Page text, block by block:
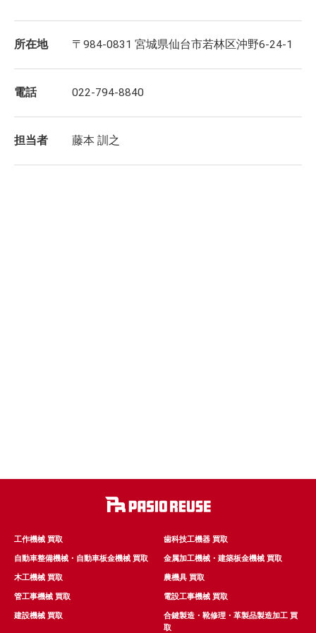
所在地 〒984-0831 宮城県仙台市若林区沖野6-24-1
電話 022-794-8840
担当者 藤本 訓之
工作機械 買取 歯科技工機器 買取
自動車整備機械・自動車板金機械 買取 金属加工機械・建築板金機械 買取
木工機械 買取 農機具 買取
管工事機械 買取 電設工事機械 買取
建設機械 買取
合鍵製造・靴修理・革製品製造加工 買
取